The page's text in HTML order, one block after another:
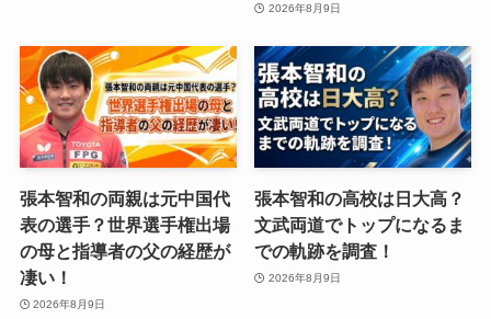
2026年8月9日
張本智和の両親は元中国代
表の選手？世界選手権出場
の母と指導者の父の経歴が
凄い！
2026年8月9日
張本智和の高校は日大高？
文武両道でトップになるま
での軌跡を調査！
2026年8月9日